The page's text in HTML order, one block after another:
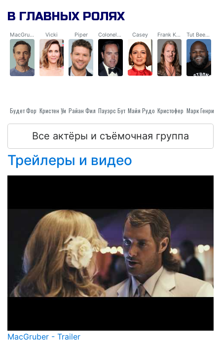
Круглый тупица МакГрубер —
единственная и последняя надежда
Америки, да и всего человечества.
В ГЛАВНЫХ РОЛЯХ
MacGruber
Будет Форте
Vicki
Кристен Уиг
Piper
Райан Филлипп
Colonel Faith
Пауэрс Бут
Casey
Майя Рудольф
Frank Korver
Кристофер Ирвин
Tut Beemer
Марк Генри
Все актёры и съёмочная группа
Трейлеры и видео
MacGruber - Trailer